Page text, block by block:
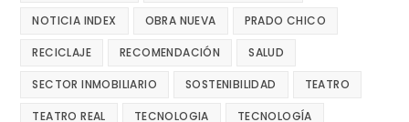
NOTICIA INDEX OBRA NUEVA PRADO CHICO
RECICLAJE RECOMENDACIÓN SALUD
SECTOR INMOBILIARIO SOSTENIBILIDAD TEATRO
TEATRO REAL TECNOLOGIA TECNOLOGÍA